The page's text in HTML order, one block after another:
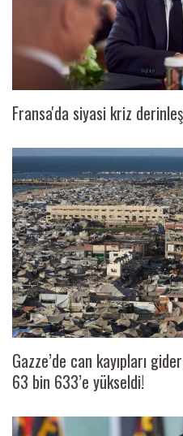
Fransa'da siyasi kriz
Gazze’de can kayıpları
63 bin 633’e yükseldi!